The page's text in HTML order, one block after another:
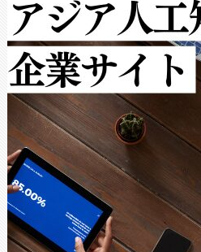
ルの変電所周囲
作業と点群処理
Avia 2は、2種
× 80°のノーマ
ードを切り替え
ることなく、単
うにします。遠